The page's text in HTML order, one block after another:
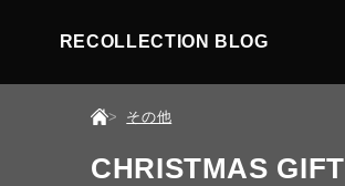
RECOLLECTION BLOG
その他
CHRISTMAS GIFT